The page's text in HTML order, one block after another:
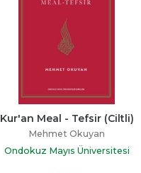
Elif Erdenay
Nemesis Kitap
16 ,90
Kur'an Meal - Tefsir (Ciltli)
Mehmet Okuyan
Ondokuz Mayıs Üniversitesi